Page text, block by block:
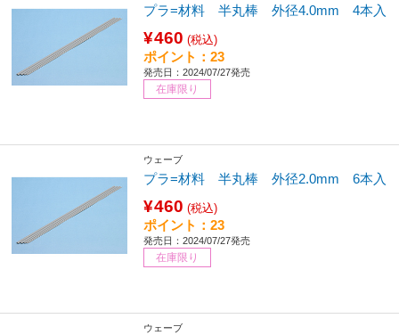
プラ=材料 半丸棒 外径4.0mm 4本入
¥460 (税込)
ポイント：23
発売日：2024/07/27発売
在庫限り
ウェーブ
プラ=材料 半丸棒 外径2.0mm 6本入
¥460 (税込)
ポイント：23
発売日：2024/07/27発売
在庫限り
ウェーブ